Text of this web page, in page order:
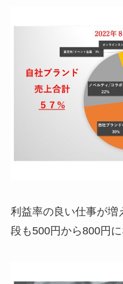
利益率の良い仕事が増
段も500円から800円に